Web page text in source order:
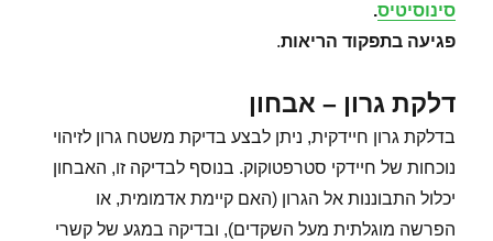
סינוסיטיס.
פגיעה בתפקוד הריאות.
דלקת גרון – אבחון
בדלקת גרון חיידקית, ניתן לבצע בדיקת משטח גרון לזיהוי
נוכחות של חיידקי סטרפטוקוק. בנוסף לבדיקה זו, האבחון
יכלול התבוננות אל הגרון (האם קיימת אדמומית, או
הפרשה מוגלתית מעל השקדים), ובדיקה במגע של קשרי